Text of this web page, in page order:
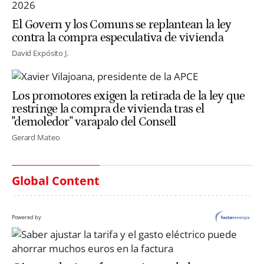
El Govern y los Comuns se replantean la ley
contra la compra especulativa de vivienda
David Expósito J.
Los promotores exigen la retirada de la ley que
restringe la compra de vivienda tras el
"demoledor" varapalo del Consell
Gerard Mateo
Global Content
Powered by